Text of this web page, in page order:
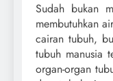
Sudah bukan
membutuhkan
cairan tubuh,
tubuh manusia
organ-organ